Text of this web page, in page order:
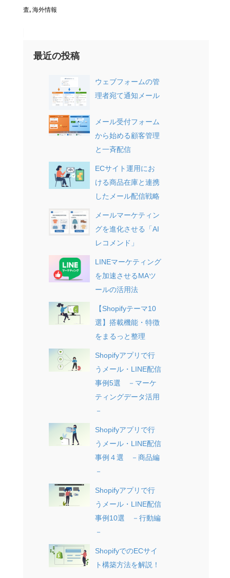
査, 海外情報
最近の投稿
ウェブフォームの管
理者宛て通知メール
メール受付フォーム
から始める顧客管理
と一斉配信
ECサイト運用にお
ける商品在庫と連携
したメール配信戦略
メールマーケティン
グを進化させる「AI
レコメンド」
LINEマーケティング
を加速させるMAツ
ールの活用法
【Shopifyテーマ10
選】搭載機能・特徴
をまるっと整理
Shopifyアプリで行
うメール・LINE配信
事例5選 －マーケ
ティングデータ活用
－
Shopifyアプリで行
うメール・LINE配信
事例４選 －商品編
－
Shopifyアプリで行
うメール・LINE配信
事例10選 －行動編
－
ShopifyでのECサイ
ト構築方法を解説！